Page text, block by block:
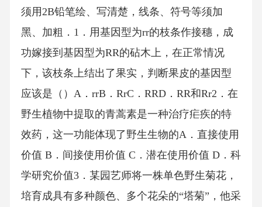
须用2B铅笔绘、写清楚，线条、符号等须加
黑、加粗．1．用基因型为rr的枝条作接穗，成
功嫁接到基因型为RR的砧木上，在正常情况
下，该枝条上结出了果实，判断果皮的基因型
应该是（）A．rrB．RrC．RRD．RR和Rr2．在
野生植物中提取的青蒿素是一种治疗疟疾的特
效药，这一功能体现了野生生物的A．直接使用
价值 B．间接使用价值 C．潜在使用价值 D．科
学研究价值3．某园艺师将一株单色野生菊花，
培育成具有多种颜色、多个花朵的“塔菊”，他采